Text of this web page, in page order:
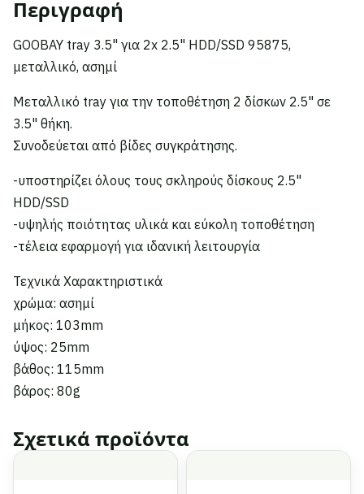
Περιγραφή
GOOBAY tray 3.5" για 2x 2.5" HDD/SSD 95875,
μεταλλικό, ασημί
Μεταλλικό tray για την τοποθέτηση 2 δίσκων 2.5" σε
3.5" θήκη.
Συνοδεύεται από βίδες συγκράτησης.
-υποστηρίζει όλους τους σκληρούς δίσκους 2.5"
HDD/SSD
-υψηλής ποιότητας υλικά και εύκολη τοποθέτηση
-τέλεια εφαρμογή για ιδανική λειτουργία
Τεχνικά Χαρακτηριστικά
χρώμα: ασημί
μήκος: 103mm
ύψος: 25mm
βάθος: 115mm
βάρος: 80g
Σχετικά προϊόντα